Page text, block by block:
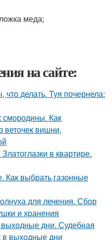
меда;
на сайте:
делать. Туя почернела:
смородины. Как
веточек вишни,
в квартире.
Как выбрать газонные
для лечения. Сбор
и хранения
дни. Судебная
в выходные дни